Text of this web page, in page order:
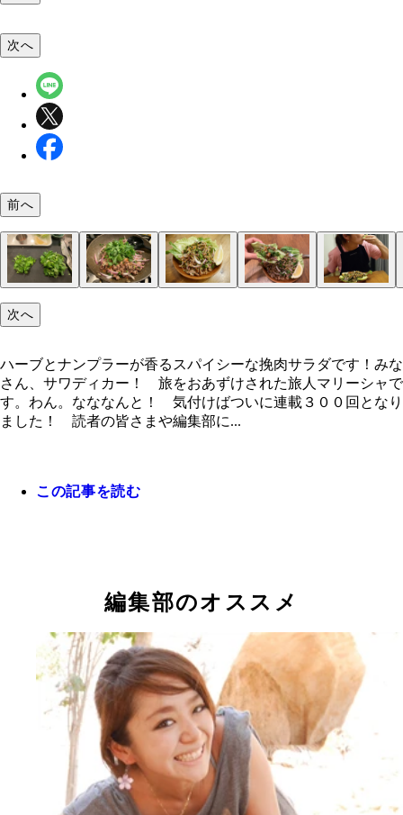
（現在は撮影禁止）
設置される
ダーor唐辛子、レモン、挽肉。（白いバット内左
ら）赤玉ねぎ、パクチー、ミント、万能ねぎ、キ
ツ、ニンニク、生姜、鶏ガラスープの素、米
た後、水を切っておく。
にする。
岩塩を少し混ぜると焦げにくいとか！（分量外）。
サーで砕いてもＯＫ）
玉ねぎ、万能ねぎ、炒り米、ナンプラー、チリパ
（or唐辛子）、砂糖を入れて全体を和える。
える直前で刻む。
と和える。
上がり！
次へ
前へ
次へ
ハーブとナンプラーが香るスパイシーな挽肉サラダです！みな
さん、サワディカー！ 旅をおあずけされた旅人マリーシャで
す。わん。なななんと！ 気付けばついに連載３００回となり
ました！ 読者の皆さまや編集部に...
この記事を読む
編集部のオススメ